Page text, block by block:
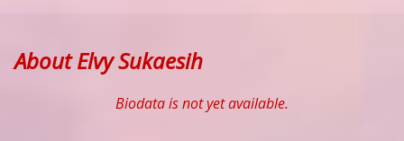
About Elvy Sukaesih
Biodata is not yet available.